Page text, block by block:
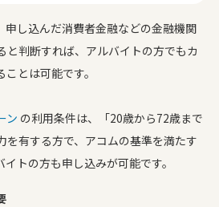
申し込んだ消費者金融などの金融機関
と判断すれば、アルバイトの方でもカ
とは可能です。
ン の利用条件は、「20歳から72歳まで
を有する方で、アコムの基準を満たす
トの方も申し込みが可能です。